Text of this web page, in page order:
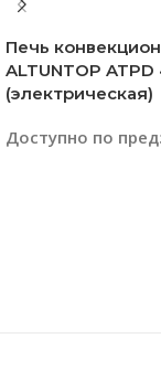
Печь
ALTUNTOP ATPD
(электрическая)
Доступно по